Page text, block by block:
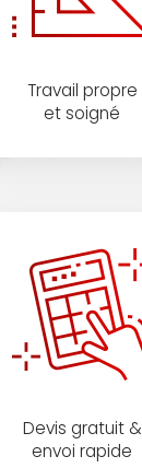
Travail propre
et soigné
Devis gratuit &
envoi rapide